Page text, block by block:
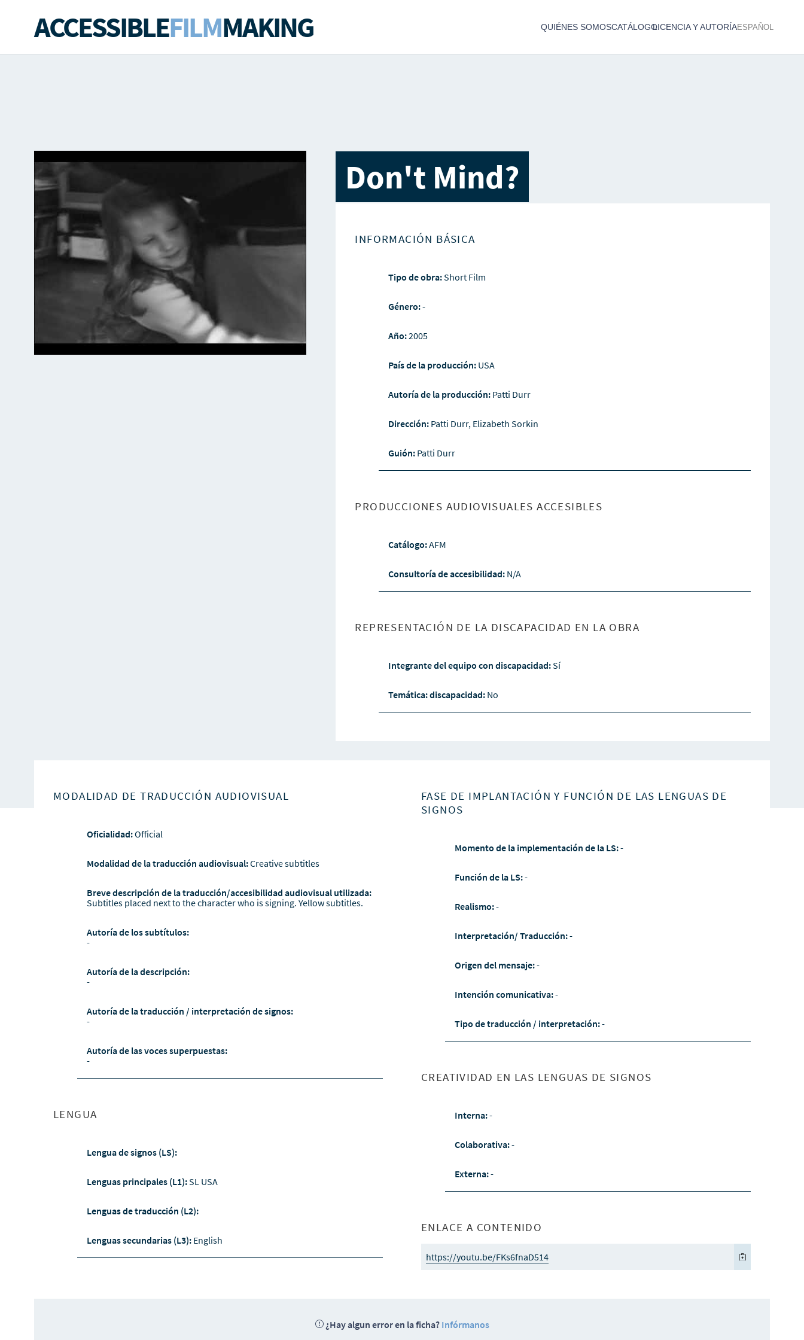
ACCESSIBLEFILMMAKING QUIÉNES SOMOSCATÁLOGOLICENCIA Y AUTORÍAESPAÑOL
Don't Mind?
INFORMACIÓN BÁSICA
Tipo de obra:Short Film
Género:-
Año:2005
País de la producción: USA
Autoría de la producción: Patti Durr
Dirección: Patti Durr, Elizabeth Sorkin
Guión: Patti Durr
PRODUCCIONES AUDIOVISUALES ACCESIBLES
Catálogo:AFM
Consultoría de accesibilidad: N/A
REPRESENTACIÓN DE LA DISCAPACIDAD EN LA OBRA
Integrante del equipo con discapacidad:Sí
Temática: discapacidad: No
MODALIDAD DE TRADUCCIÓN AUDIOVISUAL
Oficialidad:Official
Modalidad de la traducción audiovisual:Creative subtitles
Breve descripción de la traducción/accesibilidad audiovisual utilizada:
Subtitles placed next to the character who is signing. Yellow subtitles.
Autoría de los subtítulos:
-
Autoría de la descripción:
-
Autoría de la traducción / interpretación de signos:
-
Autoría de las voces superpuestas:
-
LENGUA
Lengua de signos (LS):
Lenguas principales (L1):SL USA
Lenguas de traducción (L2):
Lenguas secundarias (L3): English
FASE DE IMPLANTACIÓN Y FUNCIÓN DE LAS LENGUAS DE
SIGNOS
Momento de la implementación de la LS:-
Función de la LS:-
Realismo:-
Interpretación/ Traducción:-
Origen del mensaje:-
Intención comunicativa:-
Tipo de traducción / interpretación:-
CREATIVIDAD EN LAS LENGUAS DE SIGNOS
Interna:-
Colaborativa:-
Externa:-
ENLACE A CONTENIDO
https://youtu.be/FKs6fnaD514
¿Hay algun error en la ficha? Infórmanos